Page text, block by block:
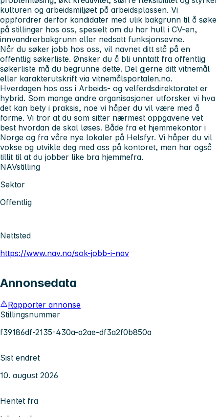
kulturen og arbeidsmiljøet på arbeidsplassen. Vi
oppfordrer derfor kandidater med ulik bakgrunn til å søke
på stillinger hos oss, spesielt om du har hull i CV-en,
innvandrerbakgrunn eller nedsatt funksjonsevne.
Når du søker jobb hos oss, vil navnet ditt stå på en
offentlig søkerliste. Ønsker du å bli unntatt fra offentlig
søkerliste må du begrunne dette. Del gjerne ditt vitnemål
eller karakterutskrift via vitnemålsportalen.no.
Hverdagen hos oss i Arbeids- og velferdsdirektoratet er
hybrid. Som mange andre organisasjoner utforsker vi hva
det kan bety i praksis, noe vi håper du vil være med å
forme. Vi tror at du som sitter nærmest oppgavene vet
best hvordan de skal løses. Både fra et hjemmekontor i
Norge og fra våre nye lokaler på Helsfyr. Vi håper du vil
vokse og utvikle deg med oss på kontoret, men har også
tillit til at du jobber like bra hjemmefra.
NAVstilling
Sektor
Offentlig
Nettsted
https://www.nav.no/sok-jobb-i-nav
Annonsedata
Rapporter annonse
Stillingsnummer
f39186df-2135-430a-a2ae-df3a2f0b850a
Sist endret
10. august 2026
Hentet fra